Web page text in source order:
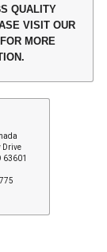
QUALITY
VISIT OUR
MORE
Drive
63601